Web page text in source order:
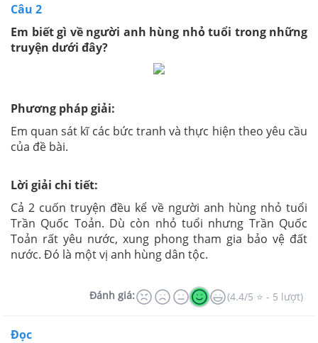
Câu 2
Em biết gì về người anh hùng nhỏ tuổi trong những
truyện dưới đây?
Phương pháp giải:
Em quan sát kĩ các bức tranh và thực hiện theo yêu cầu
của đề bài.
Lời giải chi tiết:
Cả 2 cuốn truyện đều kể về người anh hùng nhỏ tuổi
Trần Quốc Toản. Dù còn nhỏ tuổi nhưng Trần Quốc
Toản rất yêu nước, xung phong tham gia bảo vệ đất
nước. Đó là một vị anh hùng dân tộc.
Đánh giá: (4.4/5 ⭐ - 5 lượt)
Đọc